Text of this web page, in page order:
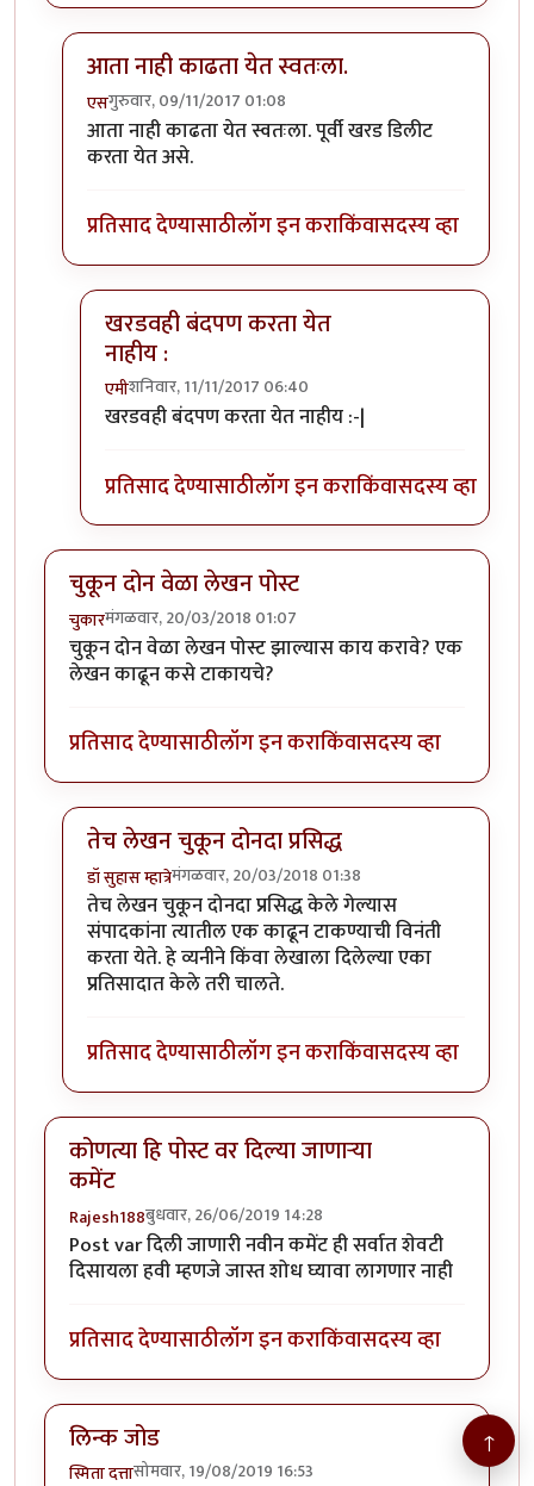
आता नाही काढता येत स्वतःला.
एसगुरुवार, 09/11/2017 01:08
In reply toतुम्ही तुमच्या खरडवहीतील खरडीby
आता नाही काढता येत स्वतःला. पूर्वी खरड डिलीट
करता येत असे.
प्रतिसाद देण्यासाठीलॉग इन कराकिंवासदस्य व्हा
खरडवही बंदपण करता येत
नाहीय :
एमीशनिवार, 11/11/2017 06:40
In reply toआता नाही काढता येत स्वतःला.
खरडवही बंदपण करता येत नाहीय :-|
प्रतिसाद देण्यासाठीलॉग इन कराकिंवासदस्य व्हा
चुकून दोन वेळा लेखन पोस्ट
चुकारमंगळवार, 20/03/2018 01:07
चुकून दोन वेळा लेखन पोस्ट झाल्यास काय करावे? एक
लेखन काढून कसे टाकायचे?
प्रतिसाद देण्यासाठीलॉग इन कराकिंवासदस्य व्हा
तेच लेखन चुकून दोनदा प्रसिद्ध
डॉ सुहास म्हात्रेमंगळवार, 20/03/2018 01:38
In reply toचुकून दोन वेळा लेखन पोस्टby
तेच लेखन चुकून दोनदा प्रसिद्ध केले गेल्यास
संपादकांना त्यातील एक काढून टाकण्याची विनंती
करता येते. हे व्यनीने किंवा लेखाला दिलेल्या एका
प्रतिसादात केले तरी चालते.
प्रतिसाद देण्यासाठीलॉग इन कराकिंवासदस्य व्हा
कोणत्या हि पोस्ट वर दिल्या जाणाऱ्या
कमेंट
Rajesh188बुधवार, 26/06/2019 14:28
Post var दिली जाणारी नवीन कमेंट ही सर्वात शेवटी
दिसायला हवी म्हणजे जास्त शोध घ्यावा लागणार नाही
प्रतिसाद देण्यासाठीलॉग इन कराकिंवासदस्य व्हा
लिन्क जोड
स्मिता दत्तासोमवार, 19/08/2019 16:53
↑